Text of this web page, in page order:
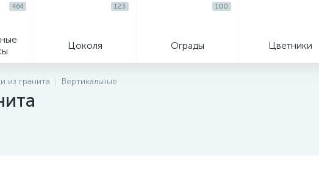
464
Цоколя
123
Ограды
100
Цветники
из гранита Вертикальные